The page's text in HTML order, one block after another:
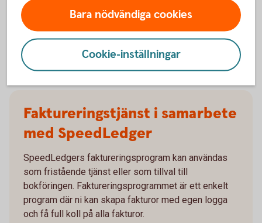
Jobba smart med Speedledgers e-bokföring –
digitalvisning
Faktureringstjänst i samarbete
med SpeedLedger
SpeedLedgers faktureringsprogram kan användas
som fristående tjänst eller som tillval till
bokföringen. Faktureringsprogrammet är ett enkelt
program där ni kan skapa fakturor med egen logga
och få full koll på alla fakturor.
Bara nödvändiga cookies
Cookie-inställningar